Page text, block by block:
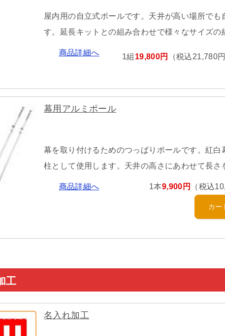
屋内用の自立式ポールです。天井が高い場所でも
す。延長キットとの組み合わせで様々なサイズの
商品詳細へ 1組 19,800円 （税込21,780円
幕用アルミポール
幕を取り付けるためのつっぱりポールです。紅
柱として使用します。天井の高さにあわせて長さ
商品詳細へ 1本9,900円 （税込
工
名入れ加工